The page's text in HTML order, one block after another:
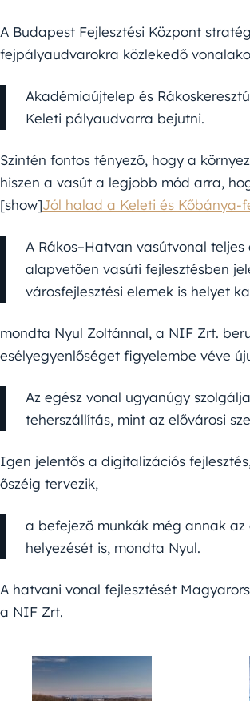
A Budapest Fejlesztési Központ
fejpályaudvarokra közlekedő
Akadémiaújtelep és
Keleti pályaudvarra bejutni.
Szintén fontos tényező, hogy a
hiszen a vasút a legjobb mód arra,
[show]Jól halad a Keleti és Kőbánya-
A Rákos–Hatvan vasútvonal
alapvetően vasúti fejlesztésben
városfejlesztési elemek is helyet
mondta Nyul Zoltánnal, a NIF Zrt.
esélyegyenlőséget figyelembe véve
Az egész vonal ugyanúgy
teherszállítás, mint az elővárosi
Igen jelentős a digitalizációs
őszéig tervezik,
a befejező munkák még annak
helyezését is, mondta Nyul.
A hatvani vonal fejlesztését
a NIF Zrt.